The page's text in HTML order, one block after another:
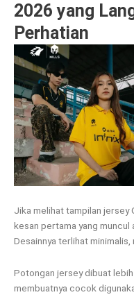
2026 yang
Perhatian
Jika melihat tampilan jersey
kesan pertama yang muncul
Desainnya terlihat
Potongan jersey dibuat
membuatnya cocok